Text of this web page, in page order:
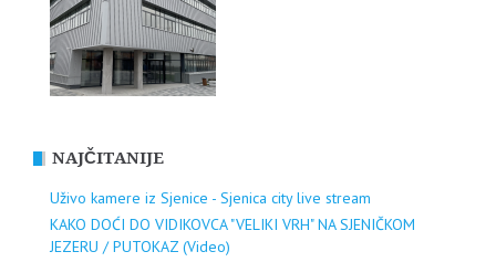
NAJČITANIJE
Uživo kamere iz Sjenice - Sjenica city live stream
KAKO DOĆI DO VIDIKOVCA "VELIKI VRH" NA SJENIČKOM
JEZERU / PUTOKAZ (Video)